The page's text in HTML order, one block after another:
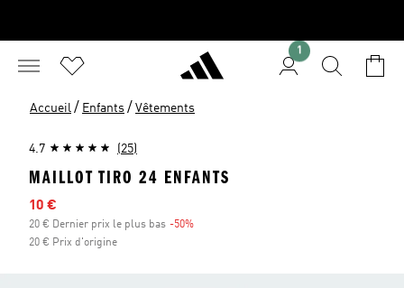
1
Accueil / Enfants / Vêtements
4.7 (25)
MAILLOT TIRO 24 ENFANTS
Prix en promo
10 €
20 € Dernier prix le plus bas -50%
20 € Prix d'origine